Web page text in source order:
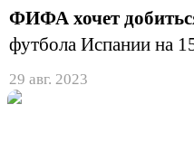
ФИФА хочет
футбола Испании на
29 авг. 2023